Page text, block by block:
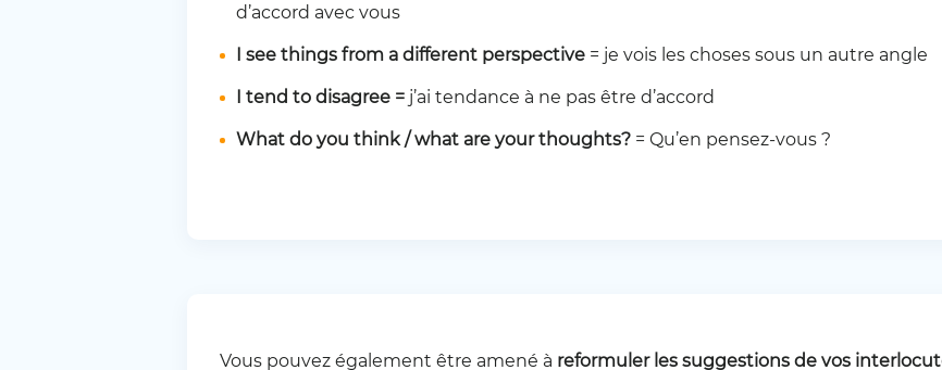
d’accord avec vous
I see things from a different perspective = je vois les choses sous un autre angle
I tend to disagree = j’ai tendance à ne pas être d’accord
What do you think / what are your thoughts? = Qu’en pensez-vous ?
Vous pouvez également être amené à reformuler les suggestions de vos